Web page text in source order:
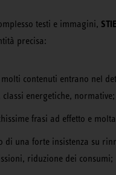
testi e immagini,
precisa:
molti contenuti entrano nel
energetiche, normative;
frasi ad effetto e
di una forte insistenza su
riduzione dei consumi;